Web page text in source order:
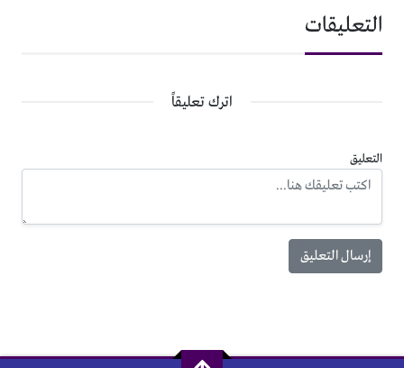
التعليقات
اترك تعليقاً
التعليق